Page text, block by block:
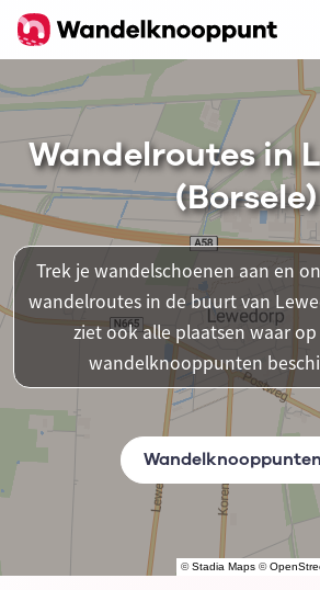
©Stadia Maps ©
Wandelroutes in
(Borsele)
Trek je wandelschoenen aan en
wandelroutes in de buurt van
ziet ook alle plaatsen waar
wandelknooppunten
Wandelknooppunten